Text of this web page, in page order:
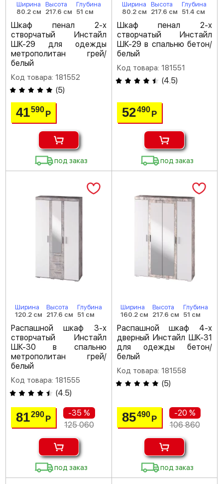
Ширина
80.2 см
Высота
217.6 см
Глубина
51 см
Шкаф пенал 2-х
створчатый Инстайл
ШК-29 для одежды
метрополитан грей/
белый
Код товара: 181552
(5)
41590Р
под заказ
Ширина
80.2 см
Высота
217.6 см
Глубина
51.4 см
Шкаф пенал 2-х
створчатый Инстайл
ШК-29 в спальню бетон/
белый
Код товара: 181551
(4.5)
52490 Р
под заказ
Ширина
120.2 см
Высота
217.6 см
Глубина
51 см
Распашной шкаф 3-х
створчатый Инстайл
ШК-30 в спальню
метрополитан грей/
белый
Код товара: 181555
(4.5)
81290Р
-35 %
125 060
под заказ
Ширина
160.2 см
Высота
217.6 см
Глубина
51 см
Распашной шкаф 4-х
дверный Инстайл ШК-31
для одежды бетон/
белый
Код товара: 181558
(5)
85490 Р
-20 %
106 860
под заказ